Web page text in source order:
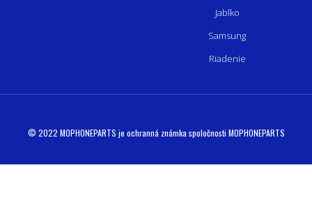
Jablko
Samsung
Riadenie
© 2022 MOPHONEPARTS je ochranná známka spoločnosti MOPHONEPARTS